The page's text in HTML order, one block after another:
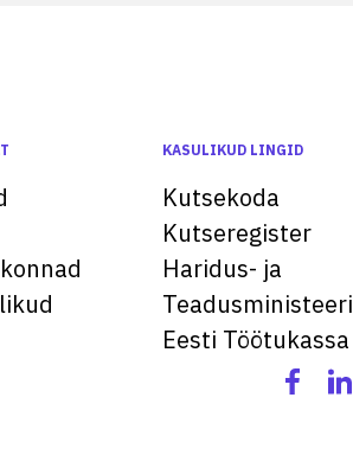
KASULIKUD LINGID
Kutsekoda
Kutseregister
Haridus- ja
Eesti Töötukassa